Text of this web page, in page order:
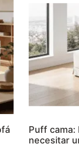
Puff cama:
necesitar